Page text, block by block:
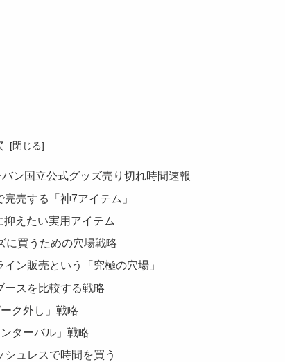
ン国立公式グッズ売り切れ時間速報
売する「神7アイテム」
えたい実用アイテム
買うための穴場戦略
ン販売という「究極の穴場」
ースを比較する戦略
ク外し」戦略
ターバル」戦略
ュレスで時間を買う